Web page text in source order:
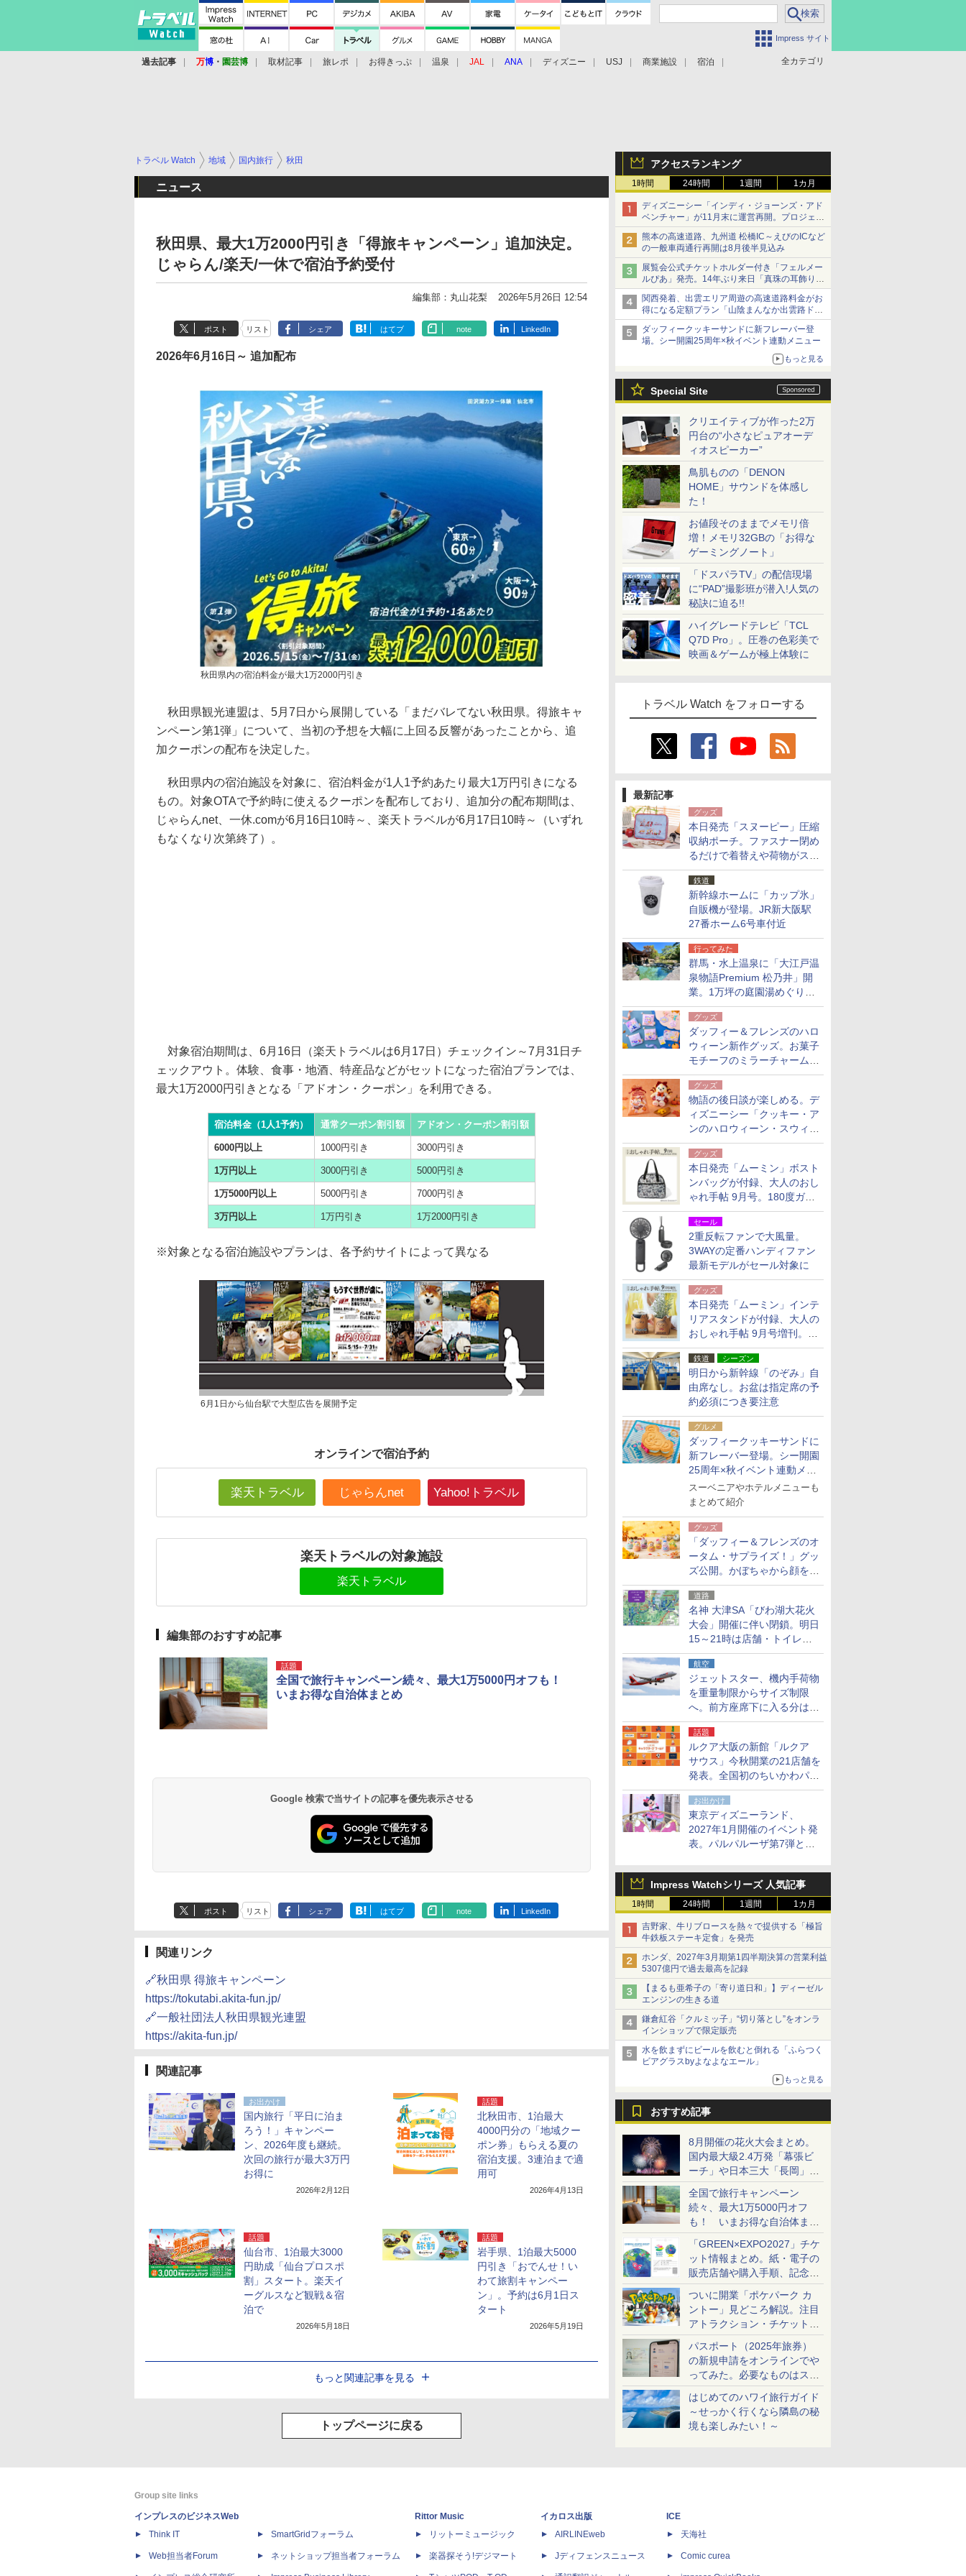
Impress サイト
全カテゴリ
過去記事 万博 ・ 園芸博 取材記事 旅レポ お得きっぷ 温泉 JAL ANA ディズニー USJ 商業施設 宿泊
アクセスランキング
1時間 24時間 1週間 1カ月
ディズニーシー「インディ・ジョーンズ・アド
ベンチャー」が11月末に運営再開。プロジェク
ションマッピングを追加、DPAは1500円
熊本の高速道路、九州道 松橋IC～えびのICなど
の一般車両通行再開は8月後半見込み
展覧会公式チケットホルダー付き「フェルメー
ルぴあ」発売。14年ぶり来日「真珠の耳飾りの
少女」ほか37作品のガイド
関西発着、出雲エリア周遊の高速道路料金がお
得になる定額プラン「山陰まんなか出雲路ドラ
イブパス」
ダッフィークッキーサンドに新フレーバー登
場。シー開園25周年×秋イベント連動メニュー
もっと見る
Special Site
クリエイティブが作った2万
円台の“小さなピュアオーデ
ィオスピーカー”
鳥肌ものの「DENON
HOME」サウンドを体感し
た！
お値段そのままでメモリ倍
増！メモリ32GBの「お得な
ゲーミングノート」
「ドスパラTV」の配信現場
に“PAD”撮影班が潜入!人気の
秘訣に迫る!!
ハイグレードテレビ「TCL
Q7D Pro」。圧巻の色彩美で
映画＆ゲームが極上体験に
トラベル Watch をフォローする
最新記事
グッズ
本日発売「スヌーピー」圧縮
収納ポーチ。ファスナー閉め
るだけで着替えや荷物がスリ
ムにまとまる
鉄道
新幹線ホームに「カップ氷」
自販機が登場。JR新大阪駅
27番ホーム6号車付近
行ってみた
群馬・水上温泉に「大江戸温
泉物語Premium 松乃井」開
業。1万坪の庭園湯めぐり＆
豪華バイキングを体験してき
た！
グッズ
ダッフィー＆フレンズのハロ
ウィーン新作グッズ。お菓子
モチーフのミラーチャーム/
デザインポーチほか
グッズ
物語の後日談が楽しめる。デ
ィズニーシー「クッキー・ア
ンのハロウィーン・スウィー
トサプライズ」限定グッズ公
開グッズ
本日発売「ムーミン」ボスト
ンバッグが付録、大人のおし
ゃれ手帖 9月号。180度ガバ
ッと開いて大容量
セール
2重反転ファンで大風量。
3WAYの定番ハンディファン
最新モデルがセール対象に
グッズ
本日発売「ムーミン」インテ
リアスタンドが付録、大人の
おしゃれ手帖 9月号増刊。レ
ザー調で高級感ある2個セッ
ト鉄道 シーズン
明日から新幹線「のぞみ」自
由席なし。お盆は指定席の予
約必須につき要注意
グルメ
ダッフィークッキーサンドに
新フレーバー登場。シー開園
25周年×秋イベント連動メニ
ュー
スーベニアやホテルメニューも
まとめて紹介
グッズ
「ダッフィー＆フレンズのオ
ータム・サプライズ！」グッ
ズ公開。かぼちゃから顔をの
ぞかせたぬいぐるみチャーム
ほか
道路
名神 大津SA「びわ湖大花火
大会」開催に伴い閉鎖。明日
15～21時は店舗・トイレ・
駐車場の利用不可
航空
ジェットスター、機内手荷物
を重量制限からサイズ制限
へ。前方座席下に入る分はす
べての運賃で無料に
話題
ルクア大阪の新館「ルクア
サウス」今秋開業の21店舗を
発表。全国初のちいかわパー
クストア/サンリオ新業態1号
店など
お出かけ
東京ディズニーランド、
2027年1月開催のイベント発
表。パルパルーザ第7弾とし
ド」を再演
Impress Watchシリーズ 人気記事
1時間 24時間 1週間 1カ月
吉野家、牛リブロースを熱々で提供する「極旨
牛鉄板ステーキ定食」を発売
ホンダ、2027年3月期第1四半期決算の営業利益
5307億円で過去最高を記録
【まるも亜希子の「寄り道日和」】ディーゼル
エンジンの生きる道
鎌倉紅谷「クルミッ子」“切り落とし”をオンラ
インショップで限定販売
水を飲まずにビールを飲むと倒れる「ふらつく
ビアグラスbyよなよなエール」
もっと見る
おすすめ記事
8月開催の花火大会まとめ。
国内最大級2.4万発「幕張ビ
ーチ」や日本三大「長岡」な
ど大型イベント目白押し！
全国で旅行キャンペーン
続々、最大1万5000円オフ
も！ いまお得な自治体まと
め
「GREEN×EXPO2027」チケ
ット情報まとめ。紙・電子の
販売店舗や購入手順、記念チ
ケットも解説
ついに開業「ポケパーク カ
ントー」見どころ解説。注目
アトラクション・チケット手
配・来場前に必要な準備は？
パスポート（2025年旅券）
の新規申請をオンラインでや
ってみた。必要なものはスマ
ホとマイナカードのみ
はじめてのハワイ旅行ガイド
～せっかく行くなら隣島の秘
境も楽しみたい！～
トラベル Watch 地域 国内旅行 秋田
ニュース
秋田県、最大1万2000円引き「得旅キャンペーン」追加決定。
じゃらん/楽天/一休で宿泊予約受付
編集部：丸山花梨 2026年5月26日 12:54
ポスト リスト シェア はてブ note LinkedIn
2026年6月16日～ 追加配布
秋田県内の宿泊料金が最大1万2000円引き
秋田県観光連盟は、5月7日から展開している「まだバレてない秋田県。得旅キャ
ンペーン第1弾」について、当初の予想を大幅に上回る反響があったことから、追
加クーポンの配布を決定した。
秋田県内の宿泊施設を対象に、宿泊料金が1人1予約あたり最大1万円引きになる
もの。対象OTAで予約時に使えるクーポンを配布しており、追加分の配布期間は、
じゃらんnet、一休.comが6月16日10時～、楽天トラベルが6月17日10時～（いずれ
もなくなり次第終了）。
対象宿泊期間は、6月16日（楽天トラベルは6月17日）チェックイン～7月31日チ
ェックアウト。体験、食事・地酒、特産品などがセットになった宿泊プランでは、
最大1万2000円引きとなる「アドオン・クーポン」を利用できる。
宿泊料金（1人1予約） 通常クーポン割引額 アドオン・クーポン割引額
6000円以上 1000円引き 3000円引き
1万円以上 3000円引き 5000円引き
1万5000円以上 5000円引き 7000円引き
3万円以上 1万円引き 1万2000円引き
※対象となる宿泊施設やプランは、各予約サイトによって異なる
6月1日から仙台駅で大型広告を展開予定
オンラインで宿泊予約
楽天トラベル じゃらんnet Yahoo!トラベル
楽天トラベルの対象施設
楽天トラベル
編集部のおすすめ記事
話題
全国で旅行キャンペーン続々、最大1万5000円オフも！
いまお得な自治体まとめ
Google 検索で当サイトの記事を優先表示させる
ポスト リスト シェア はてブ note LinkedIn
関連リンク
🔗秋田県 得旅キャンペーン
https://tokutabi.akita-fun.jp/
🔗一般社団法人秋田県観光連盟
https://akita-fun.jp/
関連記事
お出かけ
国内旅行「平日に泊ま
ろう！」キャンペー
ン、2026年度も継続。
次回の旅行が最大3万円
お得に
2026年2月12日
話題
北秋田市、1泊最大
4000円分の「地域クー
ポン券」もらえる夏の
宿泊支援。3連泊まで適
用可
2026年4月13日
話題
仙台市、1泊最大3000
円助成「仙台プロスポ
割」スタート。楽天イ
ーグルスなど観戦＆宿
泊で
2026年5月18日
話題
岩手県、1泊最大5000
円引き「おでんせ！い
わて旅割キャンペー
ン」。予約は6月1日ス
タート
2026年5月19日
もっと関連記事を見る
トップページに戻る
Group site links
インプレスのビジネスWeb
Think IT
Web担当者Forum
SmartGridフォーラム
ネットショップ担当者フォーラム
Rittor Music
リットーミュージック
楽器探そう!デジマート
イカロス出版
AIRLINEweb
Jディフェンスニュース
ICE
天海社
Comic curea